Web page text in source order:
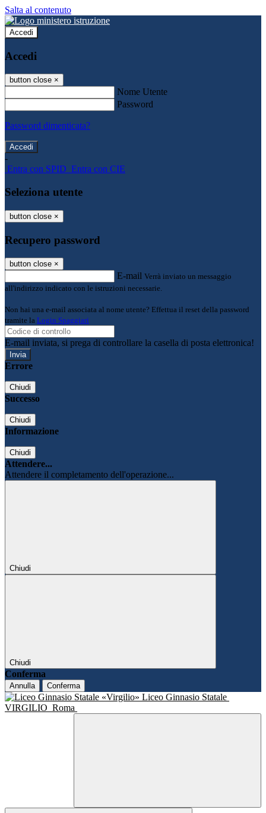
Salta al contenuto
Accedi
Accedi
button close ×
Nome Utente
Password
Password dimenticata?
-
Entra con SPID Entra con CIE
Seleziona utente
button close ×
Recupero password
button close ×
E-mail Verrà inviato un messaggio
all'indirizzo indicato con le istruzioni necessarie.
Non hai una e-mail associata al nome utente? Effettua il reset della password
tramite la Login Spaggiari
E-mail inviata, si prega di controllare la casella di posta elettronica!
Errore
Chiudi
Successo
Chiudi
Informazione
Chiudi
Attendere...
Attendere il completamento dell'operazione...
Chiudi
Chiudi
Conferma
Annulla Conferma
Liceo Ginnasio Statale
VIRGILIO Roma